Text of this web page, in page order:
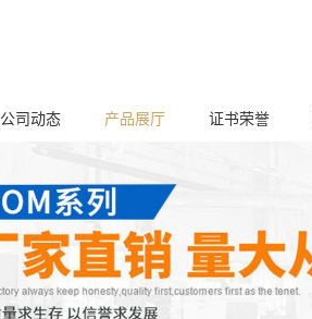
公司动态 产品展厅 证书荣誉